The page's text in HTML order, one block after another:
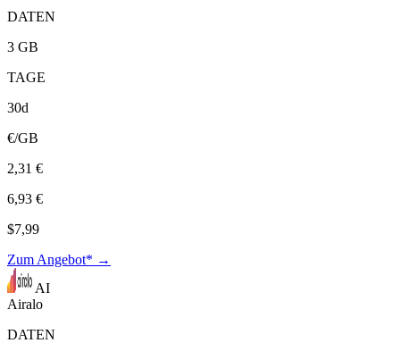
DATEN
3 GB
TAGE
30d
€/GB
2,31 €
6,93 €
$7,99
Zum Angebot* →
AI
Airalo
DATEN